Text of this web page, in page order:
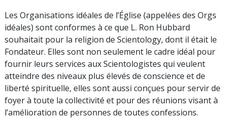
Les Organisations idéales de l’Église (appelées des Orgs
idéales) sont conformes à ce que L. Ron Hubbard
souhaitait pour la religion de Scientology, dont il était le
Fondateur. Elles sont non seulement le cadre idéal pour
fournir leurs services aux Scientologistes qui veulent
atteindre des niveaux plus élevés de conscience et de
liberté spirituelle, elles sont aussi conçues pour servir de
foyer à toute la collectivité et pour des réunions visant à
l’amélioration de personnes de toutes confessions.